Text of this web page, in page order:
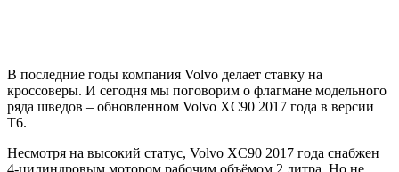
В последние годы компания Volvo делает ставку на
кроссоверы. И сегодня мы поговорим о флагмане модельного
ряда шведов – обновленном Volvo XC90 2017 года в версии
T6.
Несмотря на высокий статус, Volvo XC90 2017 года снабжен
4-цилиндровым мотором рабочим объёмом 2 литра. Но не